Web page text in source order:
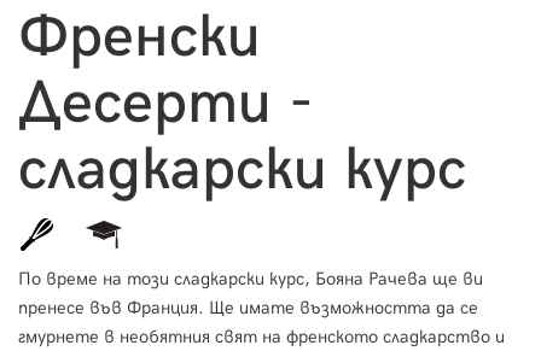
Френски
Десерти -
сладкарски курс
По време на този сладкарски курс, Бояна Рачева ще ви
пренесе във Франция. Ще имате възможността да се
гмурнете в необятния свят на френското сладкарство и